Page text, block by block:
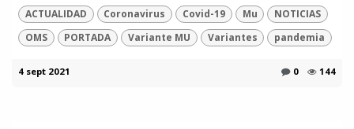
ACTUALIDAD Coronavirus Covid-19 Mu
NOTICIAS
OMS
PORTADA Variante MU Variantes pandemia
4 sept 2021 0 144